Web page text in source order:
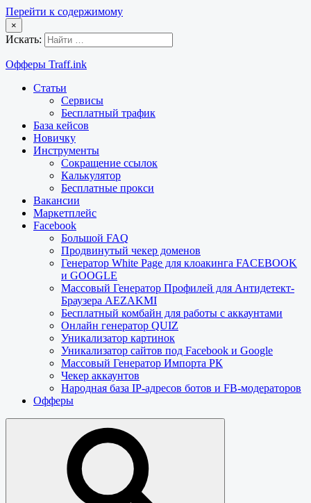
Перейти к содержимому
×
Искать:
Офферы Traff.ink
Статьи
Сервисы
Бесплатный трафик
База кейсов
Новичку
Инструменты
Сокращение ссылок
Калькулятор
Бесплатные прокси
Вакансии
Маркетплейс
Facebook
Большой FAQ
Продвинутый чекер доменов
Генератор White Page для клоакинга FACEBOOK
и GOOGLE
Массовый Генератор Профилей для Антидетект-
Браузера AEZAKMI
Бесплатный комбайн для работы с аккаунтами
Онлайн генератор QUIZ
Уникализатор картинок
Уникализатор сайтов под Facebook и Google
Массовый Генератор Импорта РК
Чекер аккаунтов
Народная база IP-адресов ботов и FB-модераторов
Офферы